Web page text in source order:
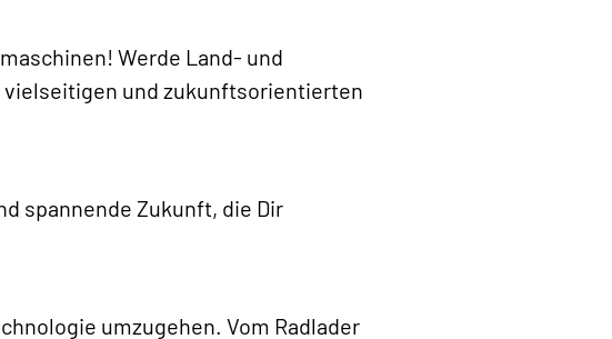
Werde Land- und
und zukunftsorientierten
spannende Zukunft, die Dir
umzugehen. Vom Radlader